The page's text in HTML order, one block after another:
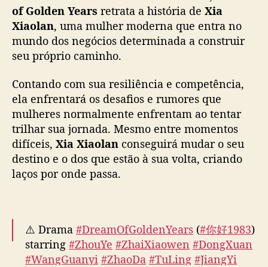
u
n
o
s
n
e
g
ó
c
s
a
n
pic.twitter.com/j8AsXPmeDp
— Ultra Melon 🍉 (@ultra_melons)March 17,
2026
of Golden Years retrata a história de Xia
Xiaolan, uma mulher moderna que entra no
mundo dos negócios determinada a construir
seu próprio caminho.
Contando com sua resiliência e competência,
ela enfrentará os desafios e rumores que
mulheres normalmente enfrentam ao tentar
trilhar sua jornada. Mesmo entre momentos
difíceis, Xia Xiaolan conseguirá mudar o seu
destino e o dos que estão à sua volta, criando
laços por onde passa.
⚠️ Drama #DreamOfGoldenYears (#你好1983)
starring #ZhouYe #ZhaiXiaowen #DongXuan
#WangGuanyi #ZhaoDa #TuLing #JiangYi